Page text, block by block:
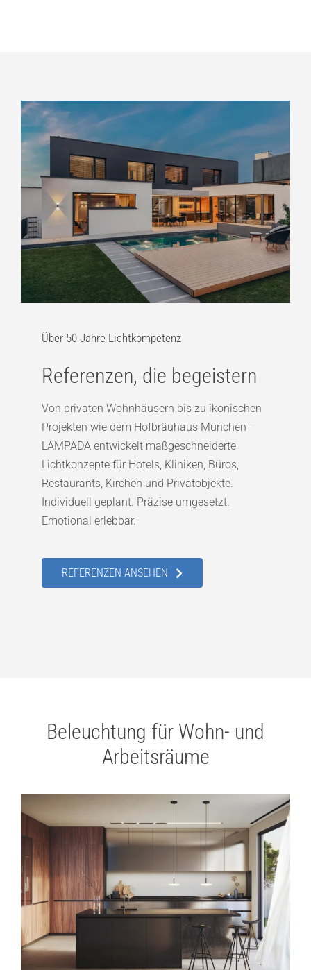
Über 50 Jahre Lichtkompetenz
Referenzen, die begeistern
Von privaten Wohnhäusern bis zu ikonischen
Projekten wie dem Hofbräuhaus München –
LAMPADA entwickelt maßgeschneiderte
Lichtkonzepte für Hotels, Kliniken, Büros,
Restaurants, Kirchen und Privatobjekte.
Individuell geplant. Präzise umgesetzt.
Emotional erlebbar.
REFERENZEN ANSEHEN
Beleuchtung für Wohn- und
Arbeitsräume